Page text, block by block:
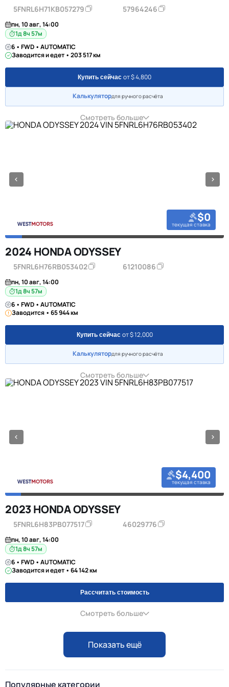
5FNRL6H71KB057279 57964246
пн, 10 авг, 14:00
1д 8ч 57м
6 • FWD • AUTOMATIC
Заводится и едет • 203 517 км
Купить сейчас от $ 4,800
Калькулятордля ручного расчёта
Смотреть больше
$0
текущая ставка
2024 HONDA ODYSSEY
5FNRL6H76RB053402 61210086
пн, 10 авг, 14:00
1д 8ч 57м
6 • FWD • AUTOMATIC
Заводится • 65 944 км
Купить сейчас от $ 12,000
Калькулятордля ручного расчёта
Смотреть больше
$4,400
текущая ставка
2023 HONDA ODYSSEY
5FNRL6H83PB077517 46029776
пн, 10 авг, 14:00
1д 8ч 57м
6 • FWD • AUTOMATIC
Заводится и едет • 64 142 км
Рассчитать стоимость
Смотреть больше
Показать ещё
Популярные категории